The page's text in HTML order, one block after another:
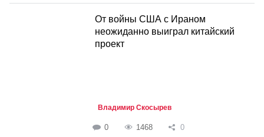
От войны США с Ираном
неожиданно выиграл китайский
проект
Владимир Скосырев
0 1468 0